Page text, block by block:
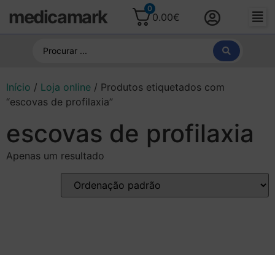
medicamark 0
0.00€
Início / Loja online / Produtos etiquetados com
“escovas de profilaxia”
escovas de profilaxia
Apenas um resultado